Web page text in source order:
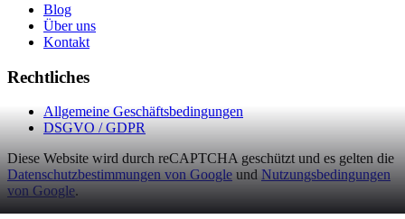
Blog
Über uns
Kontakt
Rechtliches
Allgemeine Geschäftsbedingungen
DSGVO / GDPR
Diese Website wird durch reCAPTCHA geschützt und es gelten die
Datenschutzbestimmungen von Google und Nutzungsbedingungen
von Google.